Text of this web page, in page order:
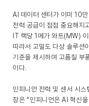
AI 데이터 센터가 이미 10
전력 공급이 점점 중요해지
IT 랙당 1메가 와트(MW)
따라서 고밀도 다상 솔루션
기준을 제시하여 고품질 부
이다.
인피니언 전력 및 센서 시
장은 “인피니언은 AI 혁신